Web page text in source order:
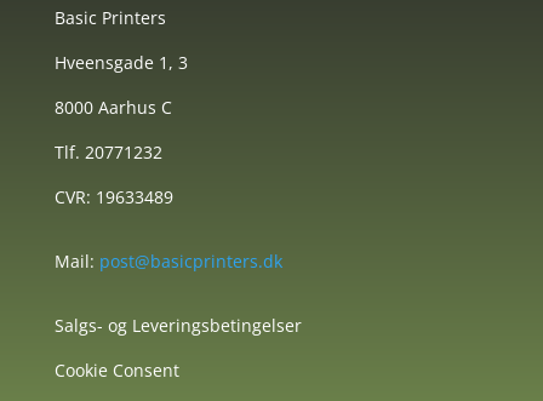
Basic Printers
Hveensgade 1, 3
8000 Aarhus C
Tlf. 20771232
CVR: 19633489
Mail: post@basicprinters.dk
Salgs- og Leveringsbetingelser
Cookie Consent